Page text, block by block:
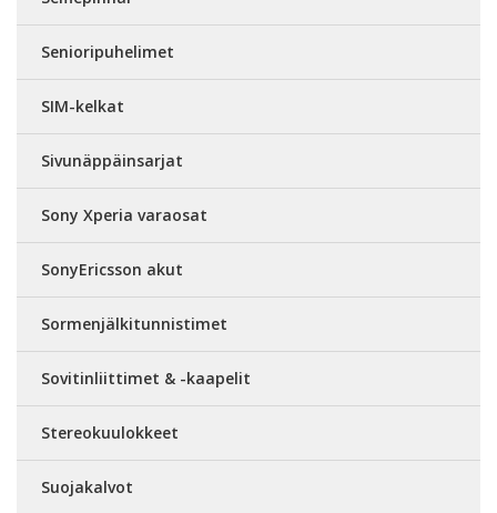
Senioripuhelimet
SIM-kelkat
Sivunäppäinsarjat
Sony Xperia varaosat
SonyEricsson akut
Sormenjälkitunnistimet
Sovitinliittimet & -kaapelit
Stereokuulokkeet
Suojakalvot